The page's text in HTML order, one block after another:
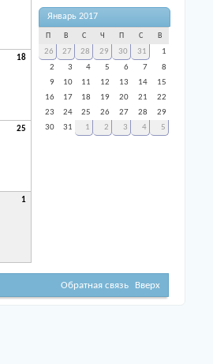
18
25
1
Январь 2017
В С Ч С В
26 27 28 29 30 31
1
2
3 4 5 6 7
8
9
10 11 12 13 14
15
16
17 18 19 20 21
22
23
24 25 26 27 28
29
30
31 1 2 3 4 5
Обратная связь Вверх